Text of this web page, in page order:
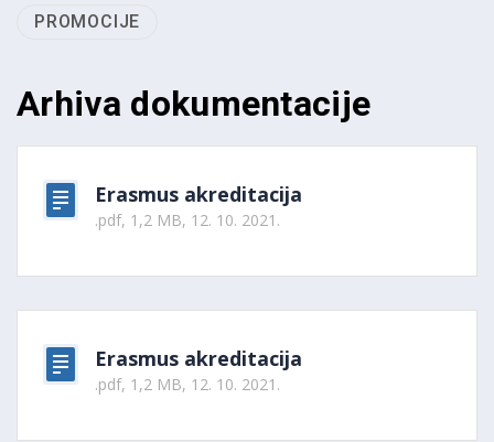
PROMOCIJE
Arhiva dokumentacije
Erasmus akreditacija
.pdf, 1,2 MB, 12. 10. 2021.
Erasmus akreditacija
.pdf, 1,2 MB, 12. 10. 2021.